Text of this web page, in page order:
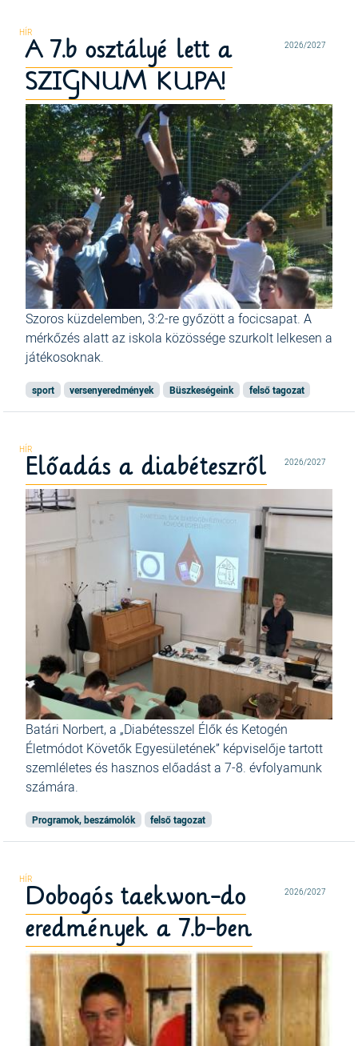
2026/2027
A 7.b osztályé lett a
SZIGNUM KUPA!
Szoros küzdelemben, 3:2-re győzött a focicsapat. A
mérkőzés alatt az iskola közössége szurkolt lelkesen a
játékosoknak.
sport versenyeredmények Büszkeségeink felső tagozat
2026/2027
Előadás a diabéteszről
Batári Norbert, a „Diabétesszel Élők és Ketogén
Életmódot Követők Egyesületének” képviselője tartott
szemléletes és hasznos előadást a 7-8. évfolyamunk
számára.
Programok, beszámolók felső tagozat
2026/2027
Dobogós taekwon-do
eredmények a 7.b-ben